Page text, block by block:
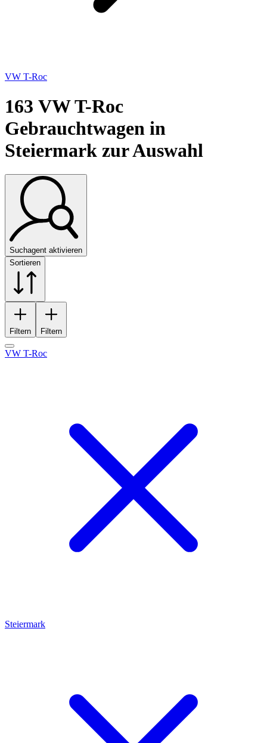
VW T-Roc
163 VW T-Roc
Gebrauchtwagen in
Steiermark zur Auswahl
Suchagent aktivieren
Sortieren
Filtern Filtern
VW T-Roc
Steiermark